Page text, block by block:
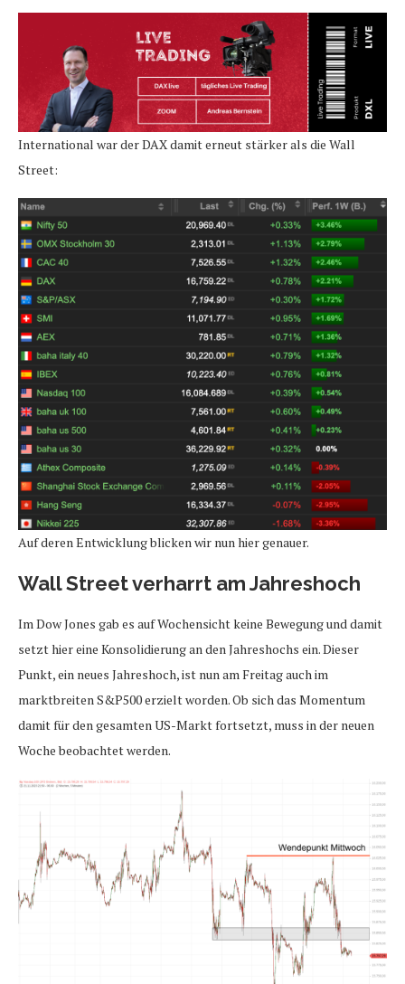
International war der DAX damit erneut stärker als die Wall
Street:
Auf deren Entwicklung blicken wir nun hier genauer.
Wall Street verharrt am Jahreshoch
Im Dow Jones gab es auf Wochensicht keine Bewegung und damit
setzt hier eine Konsolidierung an den Jahreshochs ein. Dieser
Punkt, ein neues Jahreshoch, ist nun am Freitag auch im
marktbreiten S&P500 erzielt worden. Ob sich das Momentum
damit für den gesamten US-Markt fortsetzt, muss in der neuen
Woche beobachtet werden.